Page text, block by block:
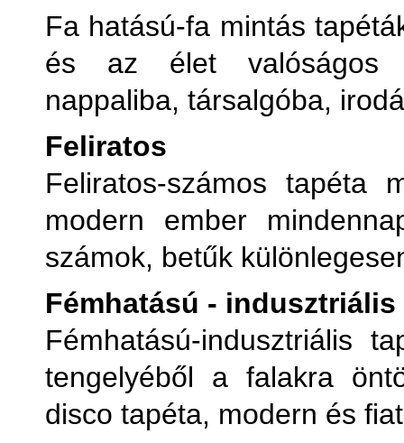
Fa hatású-fa mintás
és az élet valóságos
nappaliba, társalgóba,
Feliratos
Feliratos-számos tapéta
modern ember
számok, betűk
Fémhatású - indusztriális
Fémhatású-indusztriális
tengelyéből a falakra
disco tapéta, modern és